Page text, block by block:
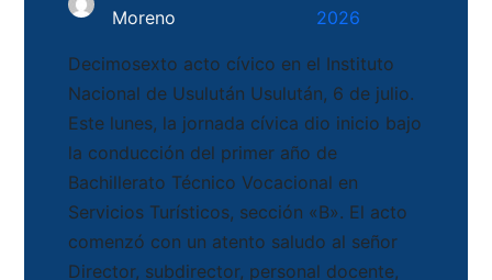
Moreno 2026
Decimosexto acto cívico en el Instituto
Nacional de Usulután Usulután, 6 de julio.
Este lunes, la jornada cívica dio inicio bajo
la conducción del primer año de
Bachillerato Técnico Vocacional en
Servicios Turísticos, sección «B». El acto
comenzó con un atento saludo al señor
Director, subdirector, personal docente,